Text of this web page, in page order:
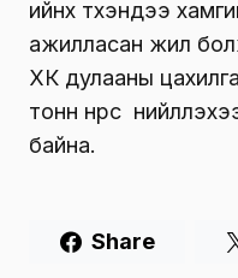
ийнхүү түүхэндээ
ажилласан жил
ХК дулааны
тонн нүүрс
байна.
Share